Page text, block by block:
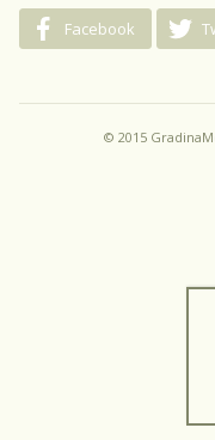
Facebook
© 2015